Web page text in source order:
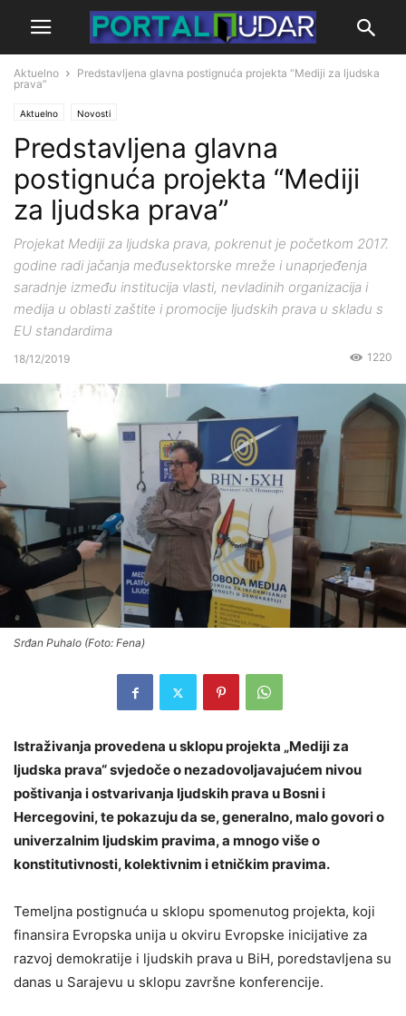
Aktuelno
Predstavljena glavna postignuća projekta “Mediji za ljudska
prava”
Aktuelno Novosti
Predstavljena glavna
postignuća projekta “Mediji
za ljudska prava”
Projekat Mediji za ljudska prava, pokrenut je početkom 2017.
godine radi jačanja međusektorske mreže i unaprjeđenja
saradnje između institucija vlasti, nevladinih organizacija i
medija u oblasti zaštite i promocije ljudskih prava u skladu s
EU standardima
18/12/2019 1220
Srđan Puhalo (Foto: Fena)
Istraživanja provedena u sklopu projekta „Mediji za
ljudska prava“ svjedoče o nezadovoljavajućem nivou
poštivanja i ostvarivanja ljudskih prava u Bosni i
Hercegovini, te pokazuju da se, generalno, malo govori o
univerzalnim ljudskim pravima, a mnogo više o
konstitutivnosti, kolektivnim i etničkim pravima.
Temeljna postignuća u sklopu spomenutog projekta, koji
finansira Evropska unija u okviru Evropske inicijative za
razvoj demokratije i ljudskih prava u BiH, poredstavljena su
danas u Sarajevu u sklopu završne konferencije.